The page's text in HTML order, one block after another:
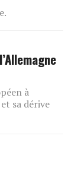
à
sa dérive